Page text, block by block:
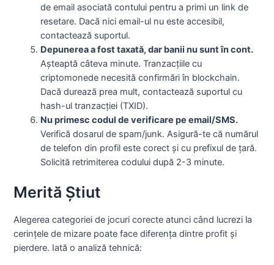
de email asociată contului pentru a primi un link de
resetare. Dacă nici email-ul nu este accesibil,
contactează suportul.
Depunerea a fost taxată, dar banii nu sunt în cont.
Așteaptă câteva minute. Tranzacțiile cu
criptomonede necesită confirmări în blockchain.
Dacă durează prea mult, contactează suportul cu
hash-ul tranzacției (TXID).
Nu primesc codul de verificare pe email/SMS.
Verifică dosarul de spam/junk. Asigură-te că numărul
de telefon din profil este corect și cu prefixul de țară.
Solicită retrimiterea codului după 2-3 minute.
Merită Știut
Alegerea categoriei de jocuri corecte atunci când lucrezi la
cerințele de mizare poate face diferența dintre profit și
pierdere. Iată o analiză tehnică: